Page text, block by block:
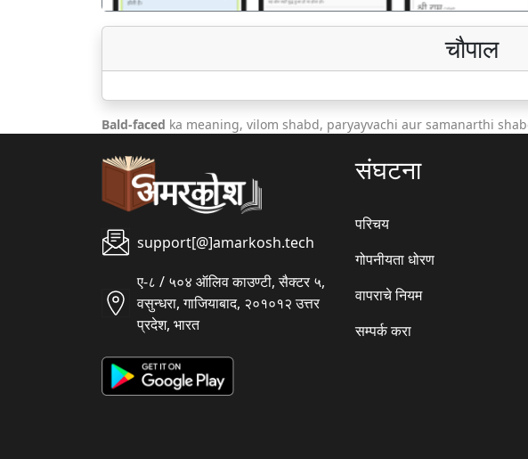
चौपाल
Bald-faced ka meaning, vilom shabd, paryayvachi aur samanarthi
support[@]amarkosh.tech
ए-८ / ५०४ ऑलिव काउण्टी, सैक्टर ५,
वसुन्धरा, गाजियाबाद, २०१०१२ उत्तर
प्रदेश, भारत
संघटना
परिचय
गोपनीयता धोरण
वापराचे नियम
सम्पर्क करा